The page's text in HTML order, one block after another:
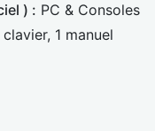
) : PC & Consoles
clavier, 1 manuel